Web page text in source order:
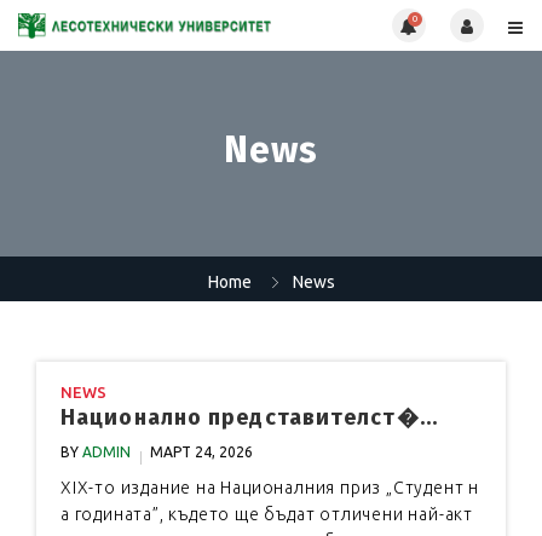
0
News
Home News
NEWS
Национално представителст�...
BY ADMIN МАРТ 24, 2026
XIX-то издание на Националния приз „Студент н
а годината”, където ще бъдат отличени най-акт